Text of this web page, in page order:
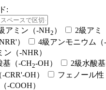
:
アミン（-NH2 ）
2級アミ
）
4級アンモニウム（-
（-NHR）
基（-CH2-OH）
2級水酸基
CRR'-OH）
フェノール性
-COOH）